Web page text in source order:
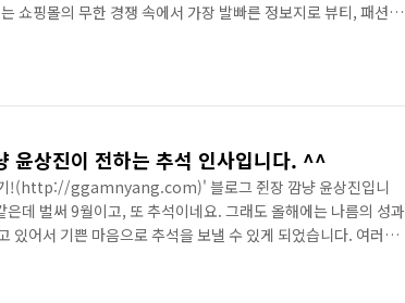
쇼핑몰의 무한 경쟁 속에서 가장 발빠른 정보지로 뷰티, 패션,
아닌 라이프스타일과 쇼핑 노하우를 담은 콘텐츠 광고의 힘을
Is All Around You 스마트 소셜 시대를 좀 더 스마트하게..
윤상진이 전하는 추석 인사입니다. ^^
기!(http://ggamnyang.com)' 블로그 쥔장 깜냥 윤상진입니
데 벌써 9월이고, 또 추석이네요. 그래도 올해에는 나름의 성과
있어서 기쁜 마음으로 추석을 보낼 수 있게 되었습니다. 여러분
그동안 보지 못했던 길이 보이게 될지도 모릅니다. 이런게 힐링